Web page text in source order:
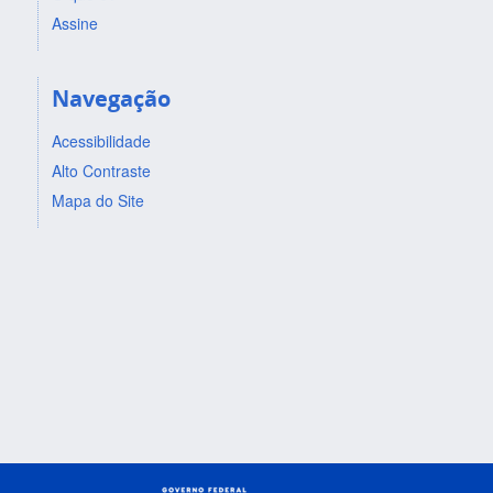
Assine
Navegação
Acessibilidade
Alto Contraste
Mapa do Site